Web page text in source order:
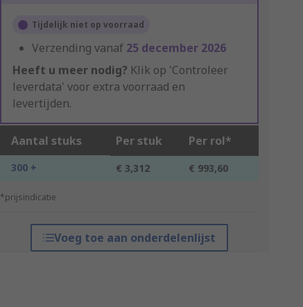
Tijdelijk niet op voorraad
Verzending vanaf 25 december 2026
Heeft u meer nodig? Klik op 'Controleer
leverdata' voor extra voorraad en
levertijden.
Aantal stuks Per stuk Per rol*
300 + € 3,312 € 993,60
*prijsindicatie
Voeg toe aan onderdelenlijst